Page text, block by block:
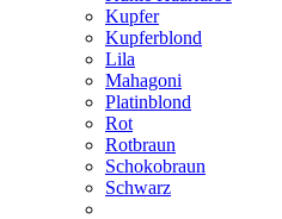
Kupfer
Kupferblond
Lila
Mahagoni
Platinblond
Rot
Rotbraun
Schokobraun
Schwarz